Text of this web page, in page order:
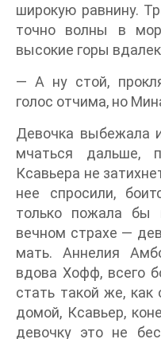
широкую равнину.
точно волны в
высокие горы
— А ну стой,
голос отчима, но
Девочка выбежала
мчаться дальше,
Ксавьера не
нее спросили,
только пожала бы
вечном страхе —
мать. Аннелия
вдова Хофф, всего
стать такой же,
домой, Ксавьер,
девочку это не